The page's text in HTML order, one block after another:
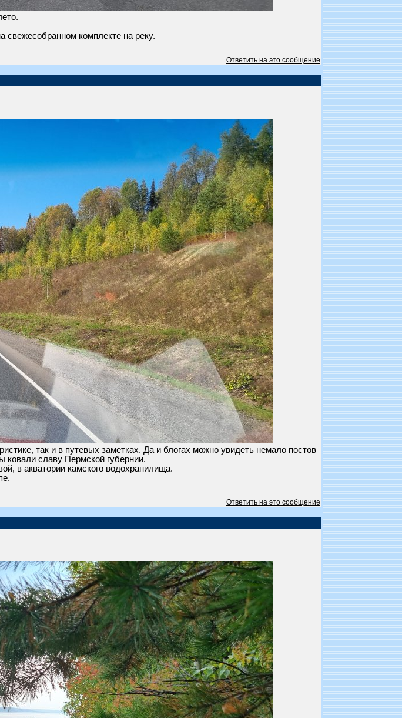
комплекте на реку.
Ответить на это сообщение
так и в путевых заметках. Да и блогах можно увидеть немало постов
ковали славу Пермской губернии.
в акватории камского водохранилища.
Ответить на это сообщение